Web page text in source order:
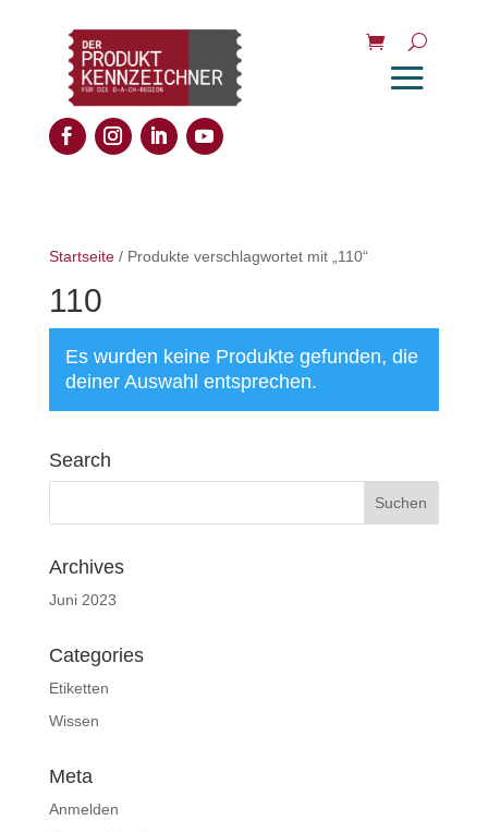
Startseite/ Produkte verschlagwortet mit „110“
110
Es wurden keine Produkte gefunden, die
deiner Auswahl entsprechen.
Search
Archives
Juni 2023
Categories
Etiketten
Wissen
Meta
Anmelden